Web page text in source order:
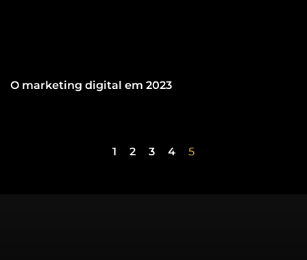
O marketing digital em 2023
1 2 3 4 5